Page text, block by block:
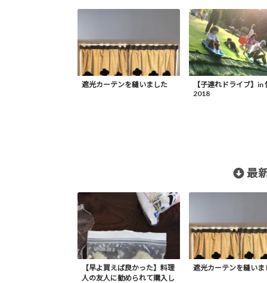
遮光カーテンを縫いました
【子連れドライブ】in
2018
最
【早よ買えば良かった】料理
人の友人に勧められて購入し
遮光カーテンを縫いま